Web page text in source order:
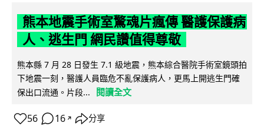
熊本地震手術室驚魂片瘋傳 醫護保護病
人、逃生門 網民讚值得尊敬
熊本縣 7 月 28 日發生 7.1 級地震，熊本綜合醫院手術室鏡頭拍
下地震一刻，醫護人員臨危不亂保護病人，更馬上開逃生門確
保出口流通。片段...
閱讀全文
56 16 ↗ 分享